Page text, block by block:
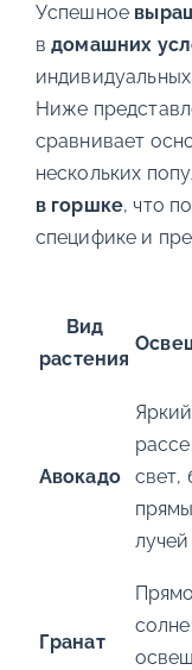
Успешное
вдомашних
Ниже
сравнивает
нескольких
в горшке, что
специфике и
Вид
растения
Авокадо
Яркий
свет,
лучей
Гранат